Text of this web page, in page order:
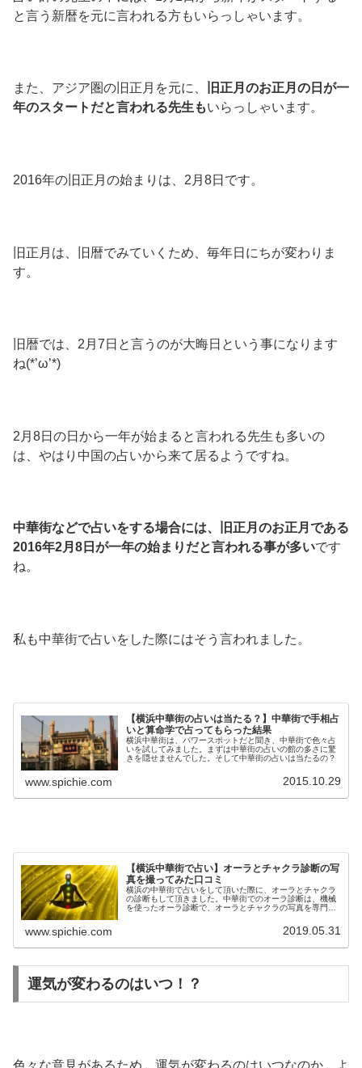
と言う新暦を元に言われる方もいらっしゃいます。
また、アジア圏の旧正月を元に、
旧正月のお正月の日が一
年のスタートだと言われる先生もいらっしゃいます。
2016年の旧正月の始まりは、2月8日です。
旧正月は、旧暦でみていくため、毎年日にちが変わりま
す。
旧暦では、2月7日と言うのが大晦日という事になります
ね(*’ω’*)
2月8日の日から一年が始まると言われる先生も多いの
は、やはり中国の占いから来て居るようですね。
中華街などで占いをする場合には、旧正月のお正月である
2016年2月8日が一年の始まりだと言われる事が多いです
ね。
私も中華街で占いをした際にはそう言われました。
【横浜中華街の占いは当たる？】中華街で手相占
いと算命学で占ってもらった結果
横浜中華街は、パワースポットだと聞き、中華街で色々占
いを試してみました。まずは中華街の占いの館の多さに驚
きを隠せませんでした。そして中華街の占いは当たるの？
www.spichie.com 2015.10.29
【横浜中華街で占い】オーラとチャクラ診断の写
真を撮ってみた口コミ
横浜の中華街で占いをして頂いた際に、オーラとチャクラ
の診断もして頂きました。中華街でのオーラ診断は、機械
を使ったオーラ診断で、オーラとチャクラの写真を専門の
www.spichie.com 2019.05.31
運気が変わるのはいつ！？
色々な意見があるため、運気が変わるのはいつなのか、よ